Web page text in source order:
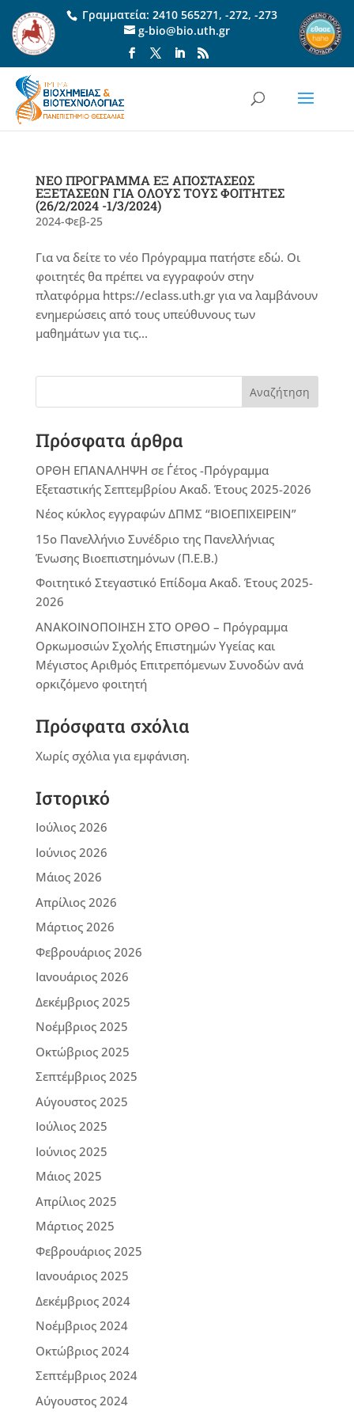
Γραμματεία: 2410 565271, -272, -273
g-bio@bio.uth.gr
ΝΕΟ ΠΡΟΓΡΑΜΜΑ ΕΞ ΑΠΟΣΤΑΣΕΩΣ
ΕΞΕΤΑΣΕΩΝ ΓΙΑ ΟΛΟΥΣ ΤΟΥΣ ΦΟΙΤΗΤΕΣ
(26/2/2024 -1/3/2024)
2024-Φεβ-25
Για να δείτε το νέο Πρόγραμμα πατήστε εδώ. Οι
φοιτητές θα πρέπει να εγγραφούν στην
πλατφόρμα https://eclass.uth.gr για να λαμβάνουν
ενημερώσεις από τους υπεύθυνους των
μαθημάτων για τις...
Αναζήτηση
Πρόσφατα άρθρα
ΟΡΘΗ ΕΠΑΝΑΛΗΨΗ σε Γ΄έτος -Πρόγραμμα
Εξεταστικής Σεπτεμβρίου Ακαδ. Έτους 2025-2026
Νέος κύκλος εγγραφών ΔΠΜΣ “ΒΙΟΕΠΙΧΕΙΡΕΙΝ”
15ο Πανελλήνιο Συνέδριο της Πανελλήνιας
Ένωσης Βιοεπιστημόνων (Π.Ε.Β.)
Φοιτητικό Στεγαστικό Επίδομα Ακαδ. Έτους 2025-
2026
ΑΝΑΚΟΙΝΟΠΟΙΗΣΗ ΣΤΟ ΟΡΘΟ – Πρόγραμμα
Ορκωμοσιών Σχολής Επιστημών Υγείας και
Μέγιστος Αριθμός Επιτρεπόμενων Συνοδών ανά
ορκιζόμενο φοιτητή
Πρόσφατα σχόλια
Χωρίς σχόλια για εμφάνιση.
Ιστορικό
Ιούλιος 2026
Ιούνιος 2026
Μάιος 2026
Απρίλιος 2026
Μάρτιος 2026
Φεβρουάριος 2026
Ιανουάριος 2026
Δεκέμβριος 2025
Νοέμβριος 2025
Οκτώβριος 2025
Σεπτέμβριος 2025
Αύγουστος 2025
Ιούλιος 2025
Ιούνιος 2025
Μάιος 2025
Απρίλιος 2025
Μάρτιος 2025
Φεβρουάριος 2025
Ιανουάριος 2025
Δεκέμβριος 2024
Νοέμβριος 2024
Οκτώβριος 2024
Σεπτέμβριος 2024
Αύγουστος 2024